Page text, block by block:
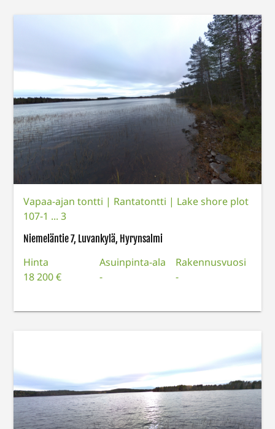
Vapaa-ajan tontti | Rantatontti | Lake shore plot
107-1 ... 3
Niemeläntie 7, Luvankylä, Hyrynsalmi
Hinta
18 200 €
Asuinpinta-ala
-
Rakennusvuosi
-